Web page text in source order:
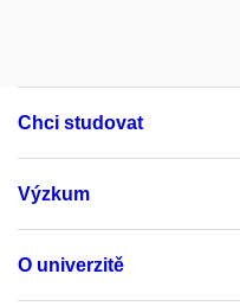
Chci studovat
Výzkum
O univerzitě